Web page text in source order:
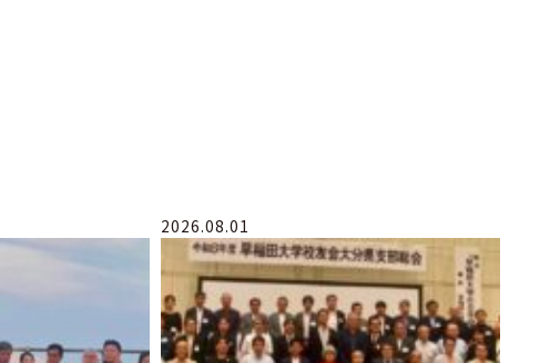
2026.08.01